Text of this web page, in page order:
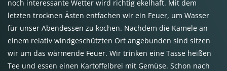
noch interessante Wetter wird richtig ekelhaft. Mit dem
letzten trocknen Ästen entfachen wir ein Feuer, um Wasser
für unser Abendessen zu kochen. Nachdem die Kamele an
einem relativ windgeschützten Ort angebunden sind sitzen
wir um das wärmende Feuer. Wir trinken eine Tasse heißen
Tee und essen einen Kartoffelbrei mit Gemüse. Schon nach